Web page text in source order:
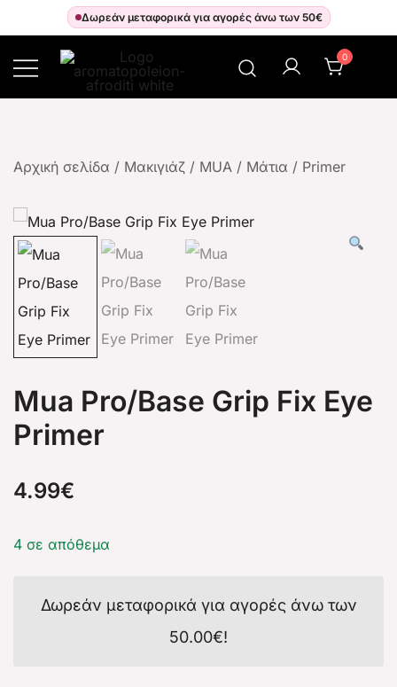
Δωρεάν μεταφορικά για αγορές άνω των 50€
0
Αρχική σελίδα / Μακιγιάζ / MUA / Μάτια / Primer
Mua Pro/Base Grip Fix Eye
Primer
4.99€
4 σε απόθεμα
Δωρεάν μεταφορικά για αγορές άνω των
50.00€!